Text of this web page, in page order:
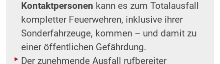
Kontaktpersonen kann es zum Totalausfall
kompletter Feuerwehren, inklusive ihrer
Sonderfahrzeuge, kommen – und damit zu
einer öffentlichen Gefährdung.
Der zunehmende Ausfall rufbereiter